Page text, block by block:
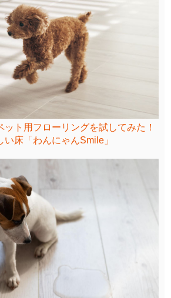
ット用フローリングを試してみた！
床「わんにゃんSmile」